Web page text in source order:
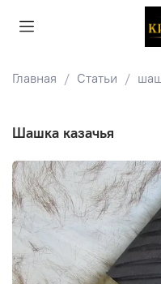
Главная Статьи
шашка казачья